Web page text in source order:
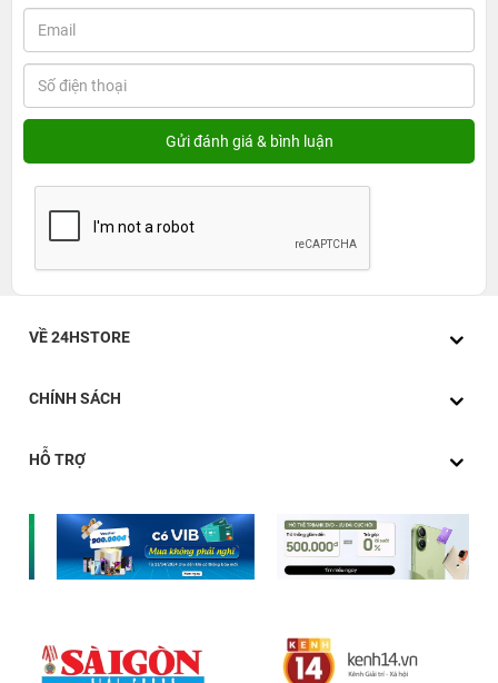
VỀ 24HSTORE
CHÍNH SÁCH
HỖ TRỢ